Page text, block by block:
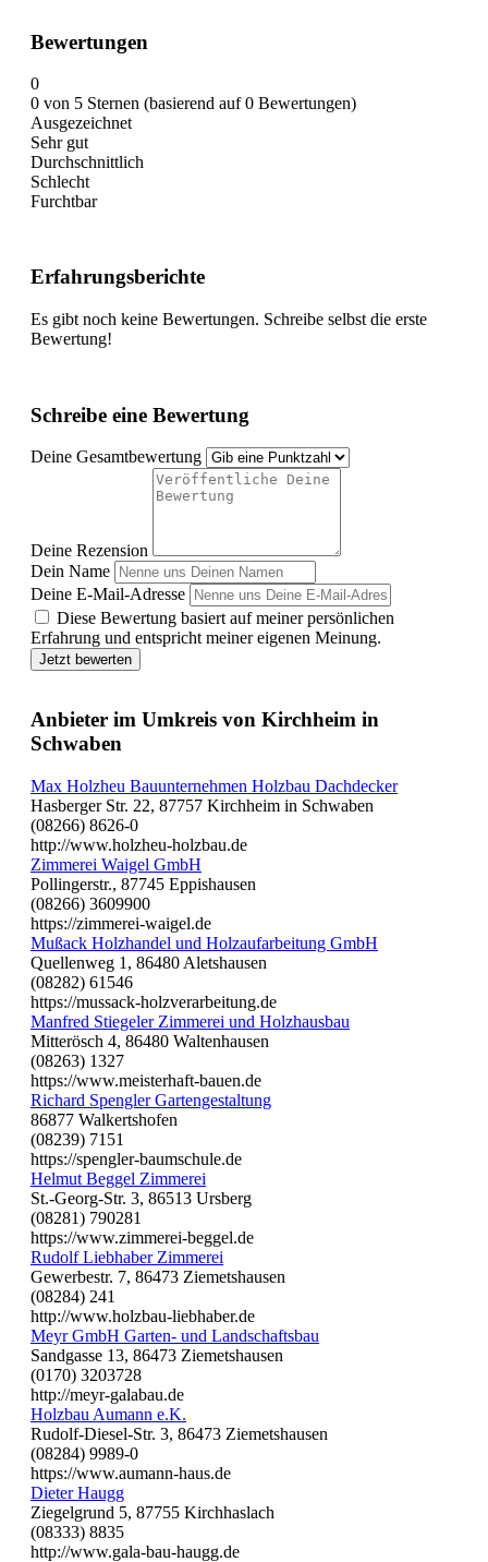
Bewertungen
0
0 von 5 Sternen (basierend auf 0 Bewertungen)
Ausgezeichnet
Sehr gut
Durchschnittlich
Schlecht
Furchtbar
Erfahrungsberichte
Es gibt noch keine Bewertungen. Schreibe selbst die erste
Bewertung!
Schreibe eine Bewertung
Deine Gesamtbewertung
Deine Rezension
Dein Name
Deine E-Mail-Adresse
Diese Bewertung basiert auf meiner persönlichen
Erfahrung und entspricht meiner eigenen Meinung.
Jetzt bewerten
Anbieter im Umkreis von Kirchheim in
Schwaben
Max Holzheu Bauunternehmen Holzbau Dachdecker
Hasberger Str. 22, 87757 Kirchheim in Schwaben
(08266) 8626-0
http://www.holzheu-holzbau.de
Zimmerei Waigel GmbH
Pollingerstr., 87745 Eppishausen
(08266) 3609900
https://zimmerei-waigel.de
Mußack Holzhandel und Holzaufarbeitung GmbH
Quellenweg 1, 86480 Aletshausen
(08282) 61546
https://mussack-holzverarbeitung.de
Manfred Stiegeler Zimmerei und Holzhausbau
Mitterösch 4, 86480 Waltenhausen
(08263) 1327
https://www.meisterhaft-bauen.de
Richard Spengler Gartengestaltung
86877 Walkertshofen
(08239) 7151
https://spengler-baumschule.de
Helmut Beggel Zimmerei
St.-Georg-Str. 3, 86513 Ursberg
(08281) 790281
https://www.zimmerei-beggel.de
Rudolf Liebhaber Zimmerei
Gewerbestr. 7, 86473 Ziemetshausen
(08284) 241
http://www.holzbau-liebhaber.de
Meyr GmbH Garten- und Landschaftsbau
Sandgasse 13, 86473 Ziemetshausen
(0170) 3203728
http://meyr-galabau.de
Holzbau Aumann e.K.
Rudolf-Diesel-Str. 3, 86473 Ziemetshausen
(08284) 9989-0
https://www.aumann-haus.de
Dieter Haugg
Ziegelgrund 5, 87755 Kirchhaslach
(08333) 8835
http://www.gala-bau-haugg.de